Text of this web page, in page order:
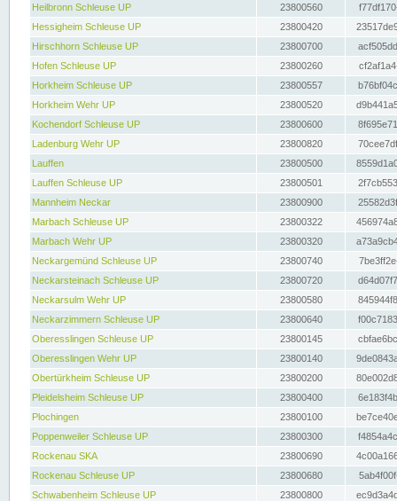
Heilbronn Schleuse UP
23800560
Hessigheim Schleuse UP
23800420
Hirschhorn Schleuse UP
23800700
Hofen Schleuse UP
23800260
Horkheim Schleuse UP
23800557
Horkheim Wehr UP
23800520
Kochendorf Schleuse UP
23800600
Ladenburg Wehr UP
23800820
Lauffen
23800500
Lauffen Schleuse UP
23800501
Mannheim Neckar
23800900
Marbach Schleuse UP
23800322
Marbach Wehr UP
23800320
Neckargemünd Schleuse UP
23800740
Neckarsteinach Schleuse UP
23800720
Neckarsulm Wehr UP
23800580
Neckarzimmern Schleuse UP
23800640
Oberesslingen Schleuse UP
23800145
Oberesslingen Wehr UP
23800140
Obertürkheim Schleuse UP
23800200
Pleidelsheim Schleuse UP
23800400
Plochingen
23800100
Poppenweiler Schleuse UP
23800300
Rockenau SKA
23800690
Rockenau Schleuse UP
23800680
Schwabenheim Schleuse UP
23800800